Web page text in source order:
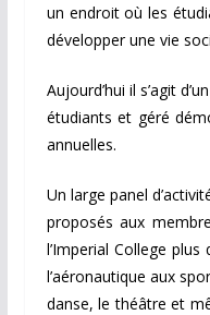
un endroit où les
développer une vie
Aujourd’hui il s’agit
étudiants et géré
annuelles.
Un large panel
proposés aux
l’Imperial College plus
l’aéronautique aux
danse, le théâtre et